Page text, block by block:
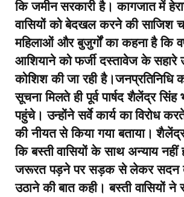
कि जमीन सरकारी है। कागजात में
वासियों को बेदखल करने की साजिश
महिलाओं और बुजुर्गों का कहना है कि
आशियाने को फर्जी दस्तावेज के सहारे
कोशिश की जा रही है।जनप्रतिनिधि
सूचना मिलते ही पूर्व पार्षद शैलेंद्र
पहुंचे। उन्होंने सर्वे कार्य का विरोध
की नीयत से किया गया बताया।
कि बस्ती वासियों के साथ अन्याय नहीं
जरूरत पड़ने पर सड़क से लेकर सदन
उठाने की बात कही। बस्ती वासियों ने